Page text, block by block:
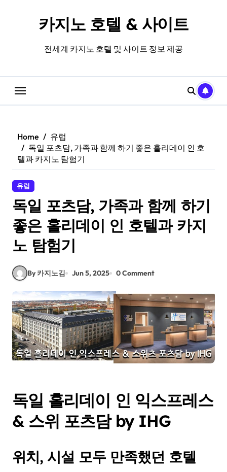
카지노 호텔 & 사이트
전세계 카지노 호텔 및 사이트 정보 제공
Home
유럽
독일 포츠담, 가족과 함께 하기 좋은 홀리데이 인 호
텔과 카지노 탐험기
유럽
독일 포츠담, 가족과 함께 하기
좋은 홀리데이 인 호텔과 카지
노 탐험기
By 카지노김 Jun 5, 2025 0 Comment
독일 홀리데이 인 익스프레스
& 스위 포츠담 by IHG
위치, 시설 모두 만족했던 호텔